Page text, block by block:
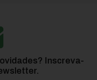
Inscreva-